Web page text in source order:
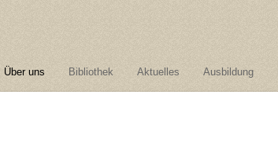
Über uns Bibliothek Aktuelles Ausbildung